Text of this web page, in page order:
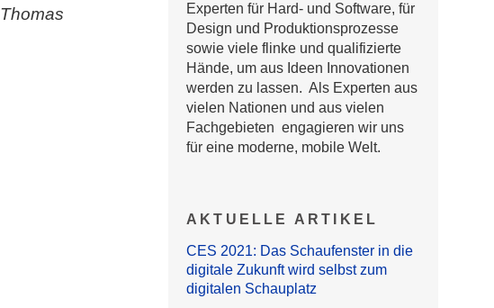
Thomas
Experten für Hard- und Software, für
Design und Produktionsprozesse
sowie viele flinke und qualifizierte
Hände, um aus Ideen Innovationen
werden zu lassen. Als Experten aus
vielen Nationen und aus vielen
Fachgebieten engagieren wir uns
für eine moderne, mobile Welt.
AKTUELLE ARTIKEL
CES 2021: Das Schaufenster in die
digitale Zukunft wird selbst zum
digitalen Schauplatz